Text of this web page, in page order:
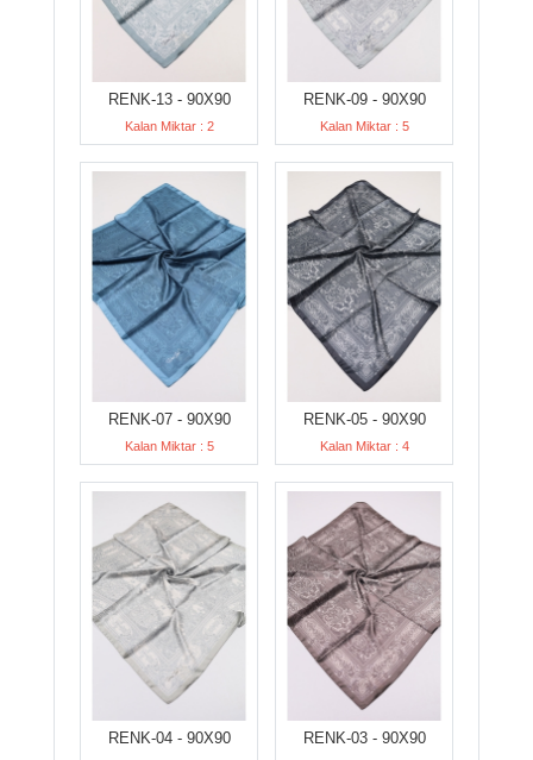
RENK-13 - 90X90
Kalan Miktar : 2
RENK-09 - 90X90
Kalan Miktar : 5
RENK-07 - 90X90
Kalan Miktar : 5
RENK-05 - 90X90
Kalan Miktar : 4
RENK-04 - 90X90 RENK-03 - 90X90